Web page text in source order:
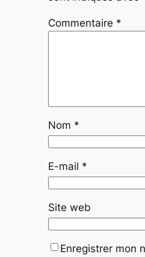
Commentaire *
Nom *
E-mail *
Site web
Enregistrer mon